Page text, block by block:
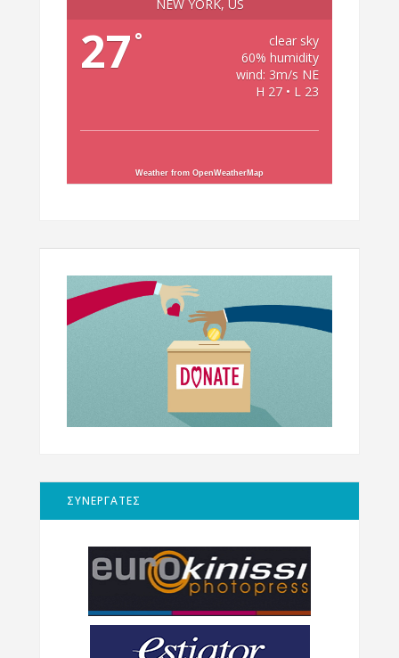
NEW YORK, US
27 °
clear sky
60% humidity
wind: 3m/s NE
H 27 • L 23
Weather from OpenWeatherMap
ΣΥΝΕΡΓΑΤΕΣ